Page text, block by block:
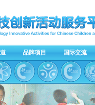
品牌项目 国际交流